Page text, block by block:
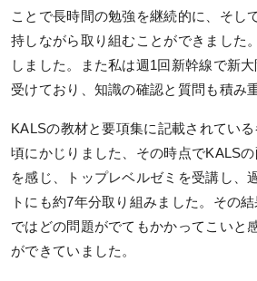
お知らせ
よくある質問
お問い合わせ
KALSをはじめる
受講までの流れ
ガイダンス情報
個別受講相談
ことで長時間の勉強を継続的に、そし
持しながら取り組むことができました
しました。また私は週1回新幹線で新
受けており、知識の確認と質問も積み
KALSの教材と要項集に記載されてい
頃にかじりました、その時点でKALS
を感じ、トップレベルゼミを受講し、
トにも約7年分取り組みました。その
ではどの問題がでてもかかってこいと
ができていました。